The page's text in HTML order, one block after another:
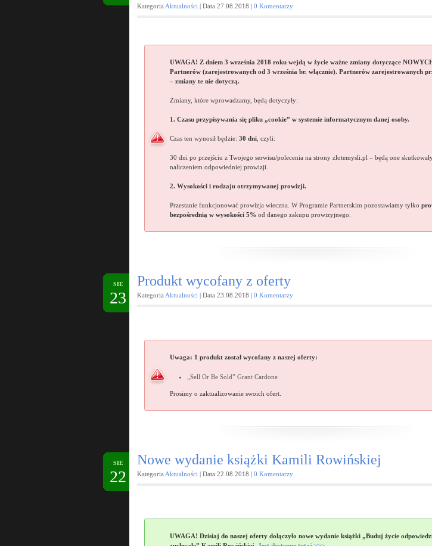
Kategoria Aktualności | Data 27.08.2018 | 0 Komentarzy
UWAGA! Z dniem 3 września 2018 roku wejdą w życie ważne zmiany dotyczące
Partnerów (zarejestrowanych od 3 września br. włącznie). Partnerów zarejestrowanych
– zmiany te nie dotyczą.
Zmiany, które wprowadzamy, będą dotyczyły:
1. Czasu przypisywania się pliku „cookie” w systemie informatycznym danej osoby.
Czas ten wynosił będzie: 30 dni , czyli:
30 dni po przejściu z Twojego serwisu/polecenia na strony zlotemysli.pl – będą one
naliczeniem odpowiedniej prowizji.
2. Wysokości i rodzaju otrzymywanej prowizji.
Przestanie funkcjonować prowizja wieczna. W Programie Partnerskim pozostawiamy tylko
bezpośrednią w wysokości 5% od danego zakupu prowizyjnego.
SIE
23
Produkt wycofany z oferty
Kategoria Aktualności | Data 23.08.2018 | 0 Komentarzy
Uwaga: 1 produkt został wycofany z naszej oferty:
„Sell Or Be Sold” Grant Cardone
Prosimy o zaktualizowanie swoich ofert.
SIE
22
Nowe wydanie książki Kamili Rowińskiej
Kategoria Aktualności | Data 22.08.2018 | 0 Komentarzy
UWAGA! Dzisiaj do naszej oferty dołączyło nowe wydanie książki „Buduj życie